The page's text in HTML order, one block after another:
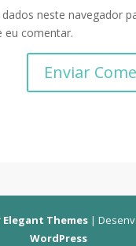
dados neste navegador
eu comentar.
Elegant Themes|
WordPress